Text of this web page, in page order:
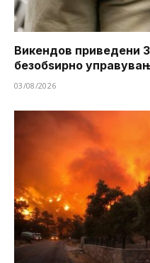
Викендов приведени
безобѕирно
03/08/2026